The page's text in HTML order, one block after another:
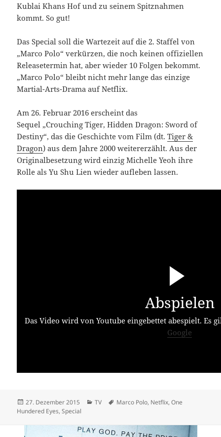
Kublai Khans Hof und zu seinem Spitznahmen
kommt. So gut!
Das Special soll die Wartezeit auf die 2. Staffel von
„Marco Polo“ verkürzen, die noch keinen offiziellen
Releasetermin hat, aber wieder 10 Folgen bekommt.
„Marco Polo“ bleibt nicht mehr lange das einzige
Martial-Arts-Drama auf Netflix.
Am 26. Februar 2016 erscheint das
Sequel „Crouching Tiger, Hidden Dragon: Sword of
Destiny“, das die Geschichte vom Film (dt.Tiger &
Dragon) aus dem Jahre 2000 weitererzählt. Aus der
Originalbesetzung wird einzig Michelle Yeoh ihre
Rolle als Yu Shu Lien wieder aufleben lassen.
Abspielen
Das Video wird von Youtube eingebettet abespielt. Es
Google
Veröffentlicht
am
27. Dezember 2015 Kategorien
TV Schlagwörter
Marco Polo, Netflix,One
Hundered Eyes,Special